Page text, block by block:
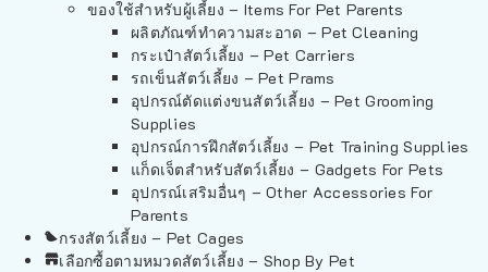
ของใช้สำหรับผู้เลี้ยง – Items For Pet Parents
ผลิตภัณฑ์ทำความสะอาด – Pet Cleaning
กระเป๋าสัตว์เลี้ยง – Pet Carriers
รถเข็นสัตว์เลี้ยง – Pet Prams
อุปกรณ์ตัดแต่งขนสัตว์เลี้ยง – Pet Grooming
Supplies
อุปกรณ์การฝึกสัตว์เลี้ยง – Pet Training Supplies
แก็ดเจ็ตสำหรับสัตว์เลี้ยง – Gadgets For Pets
อุปกรณ์เสริมอื่นๆ – Other Accessories For
Parents
กรงสัตว์เลี้ยง – Pet Cages
เลือกซื้อตามหมวดสัตว์เลี้ยง – Shop By Pet